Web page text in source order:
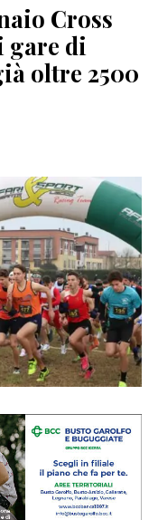
Cross
gare di
oltre 2500